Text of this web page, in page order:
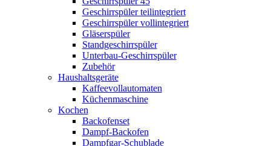
Geschirrspüler teilintegriert
Geschirrspüler vollintegriert
Gläserspüler
Standgeschirrspüler
Unterbau-Geschirrspüler
Zubehör
Haushaltsgeräte
Kaffeevollautomaten
Küchenmaschine
Kochen
Backofenset
Dampf-Backofen
Dampfgar-Schublade